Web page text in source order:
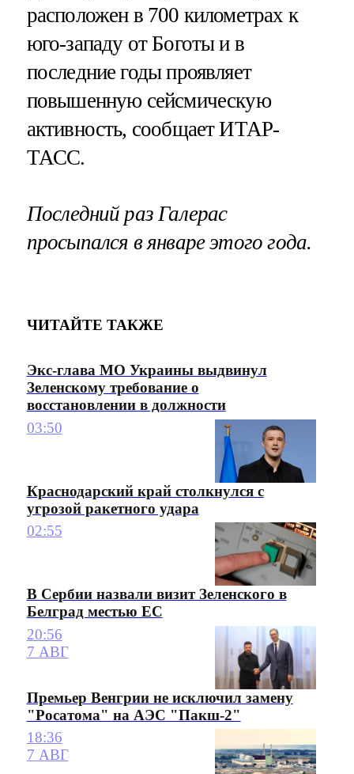
расположен в 700 километрах к
юго-западу от Боготы и в
последние годы проявляет
повышенную сейсмическую
активность, сообщает ИТАР-
ТАСС.
Последний разГалерас
просыпался в январе этого года.
ЧИТАЙТЕ ТАКЖЕ
Экс-глава МО Украины выдвинул
Зеленскому требование о
восстановлении в должности
03:50
Краснодарский край столкнулся с
угрозой ракетного удара
02:55
В Сербии назвали визит Зеленского в
Белград местью ЕС
20:56
7 АВГ
Премьер Венгрии не исключил замену
"Росатома" на АЭС "Пакш-2"
18:36
7 АВГ